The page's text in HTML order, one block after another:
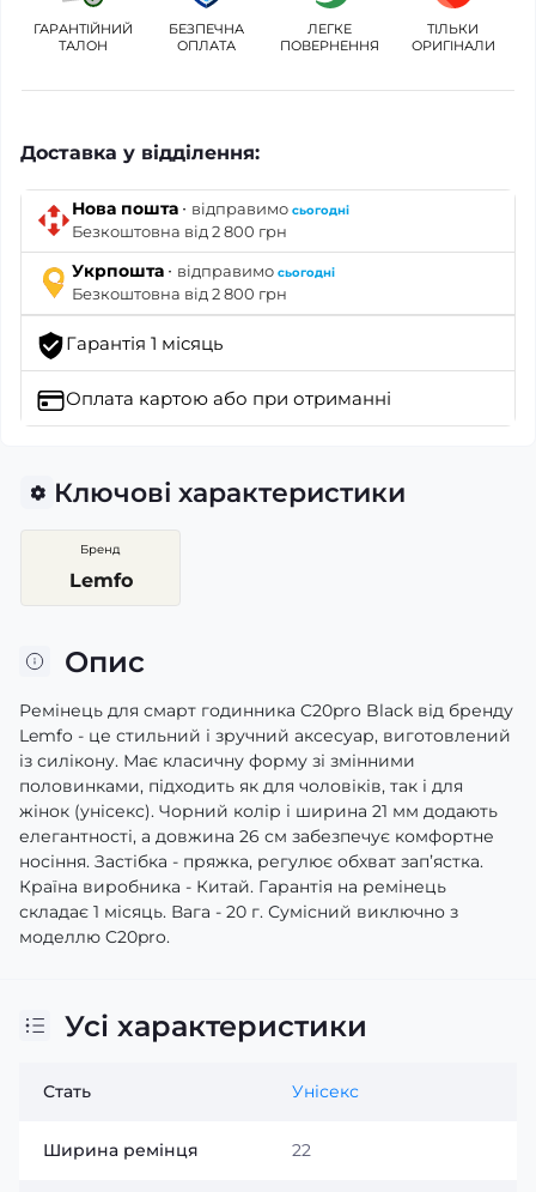
ГАРАНТІЙНИЙ
ТАЛОН
БЕЗПЕЧНА
ОПЛАТА
ЛЕГКЕ
ПОВЕРНЕННЯ
ТІЛЬКИ
ОРИГІНАЛИ
Доставка у відділення:
Нова пошта · відправимо сьогодні
Безкоштовна від 2 800 грн
Укрпошта · відправимо сьогодні
Безкоштовна від 2 800 грн
Гарантія 1 місяць
Оплата картою або при отриманні
Ключові характеристики
Бренд
Lemfo
Опис
Ремінець для смарт годинника C20pro Black від бренду
Lemfo - це стильний і зручний аксесуар, виготовлений
із силікону. Має класичну форму зі змінними
половинками, підходить як для чоловіків, так і для
жінок (унісекс). Чорний колір і ширина 21 мм додають
елегантності, а довжина 26 см забезпечує комфортне
носіння. Застібка - пряжка, регулює обхват зап’ястка.
Країна виробника - Китай. Гарантія на ремінець
складає 1 місяць. Вага - 20 г. Сумісний виключно з
моделлю C20pro.
Усі характеристики
Стать Унісекс
Ширина ремінця 22